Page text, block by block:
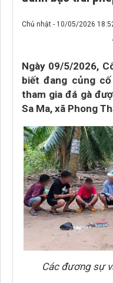
Chủ nhật - 10/05/2026
Ngày 09/5/2026,
biết đang củng
tham gia đá gà
Sa Ma, xã Phong
Các đương sự